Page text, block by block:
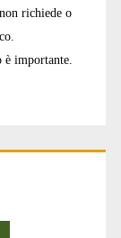
richiede o
importante.